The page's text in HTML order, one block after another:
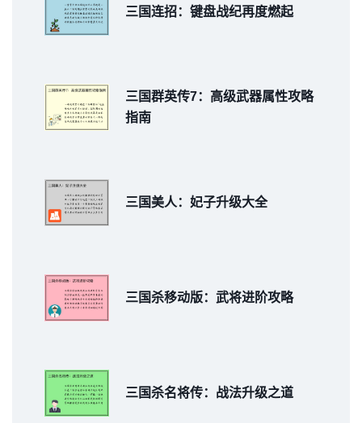
三国连招：键盘战纪再度燃起
三国群英传7：高级武器属性攻略
指南
三国美人：妃子升级大全
三国杀移动版：武将进阶攻略
三国杀名将传：战法升级之道